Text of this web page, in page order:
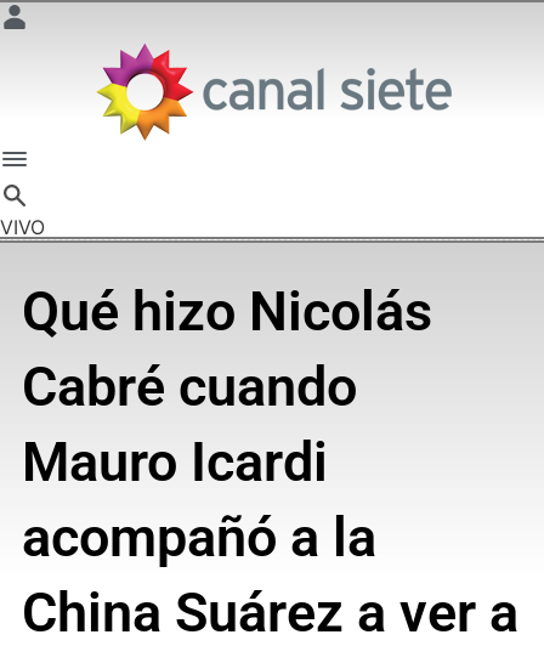
VIVO
Qué hizo Nicolás
Cabré cuando
Mauro Icardi
acompañó a la
China Suárez a ver a